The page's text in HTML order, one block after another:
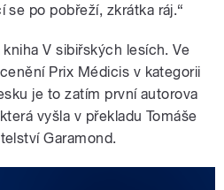
po pobřeží, zkrátka ráj.“
V sibiřských lesích. Ve
Prix Médicis v kategorii
je to zatím první autorova
vyšla v překladu Tomáše
Garamond.